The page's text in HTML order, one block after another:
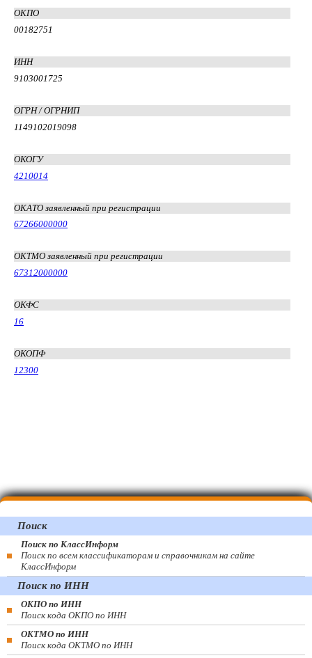
ОКПО
00182751
ИНН
9103001725
ОГРН / ОГРНИП
1149102019098
ОКОГУ
4210014
ОКАТО заявленный при регистрации
67266000000
ОКТМО заявленный при регистрации
67312000000
ОКФС
16
ОКОПФ
12300
Поиск
Поиск по КлассИнформ
Поиск по всем классификаторам и справочникам на сайте
КлассИнформ
Поиск по ИНН
ОКПО по ИНН
Поиск кода ОКПО по ИНН
ОКТМО по ИНН
Поиск кода ОКТМО по ИНН